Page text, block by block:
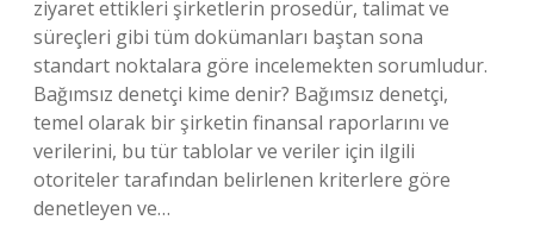
ziyaret ettikleri şirketlerin prosedür, talimat ve
süreçleri gibi tüm dokümanları baştan sona
standart noktalara göre incelemekten sorumludur.
Bağımsız denetçi kime denir? Bağımsız denetçi,
temel olarak bir şirketin finansal raporlarını ve
verilerini, bu tür tablolar ve veriler için ilgili
otoriteler tarafından belirlenen kriterlere göre
denetleyen ve…